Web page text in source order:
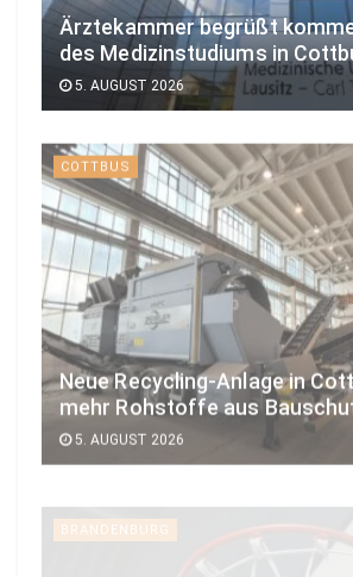
Ärztekammer begrüßt
des Medizinstudiums in
5. AUGUST 2026
COTTBUS
Neue Recycling-Anlage in
mehr Rohstoffe aus